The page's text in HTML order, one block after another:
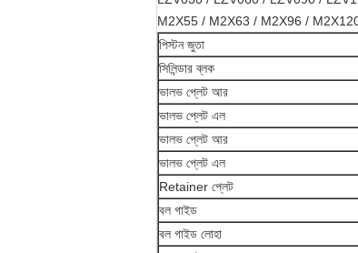
M2X55 / M2X63 / M2X96 /
পিস্টন জুতা
সিলিন্ডার ব্লক
ভালভ প্লেট আর
ভালভ প্লেট এল
ভালভ প্লেট আর
ভালভ প্লেট এল
Retainer প্লেট
বল গাইড
বল গাইড লোহা